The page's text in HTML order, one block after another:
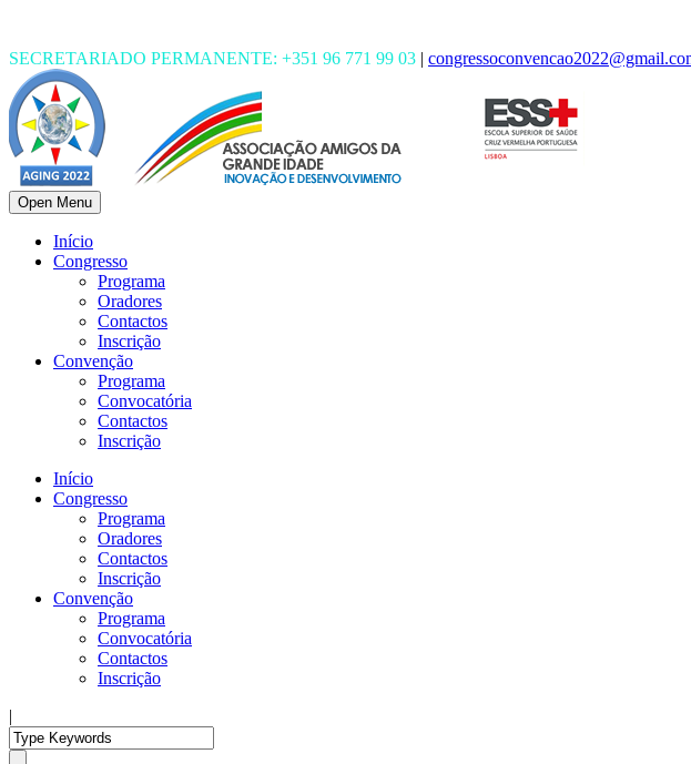
SECRETARIADO PERMANENTE: +351 96 771 99 03 |
Open Menu
Início
Congresso
Programa
Oradores
Contactos
Inscrição
Convenção
Programa
Convocatória
Contactos
Inscrição
Início
Congresso
Programa
Oradores
Contactos
Inscrição
Convenção
Programa
Convocatória
Contactos
Inscrição
|